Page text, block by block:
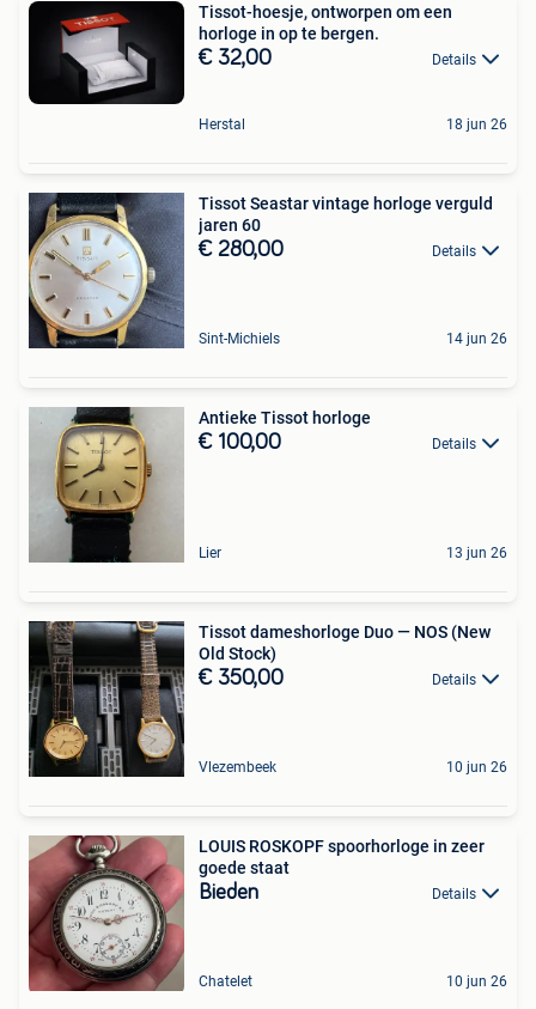
Tissot-hoesje, ontworpen om een
horloge in op te bergen.
€ 32,00 Details
Herstal 18 jun 26
Tissot Seastar vintage horloge verguld
jaren 60
€ 280,00 Details
Sint-Michiels 14 jun 26
Antieke Tissot horloge
€ 100,00 Details
Lier 13 jun 26
Tissot dameshorloge Duo — NOS (New
Old Stock)
€ 350,00 Details
Vlezembeek 10 jun 26
LOUIS ROSKOPF spoorhorloge in zeer
goede staat
Bieden Details
Chatelet 10 jun 26